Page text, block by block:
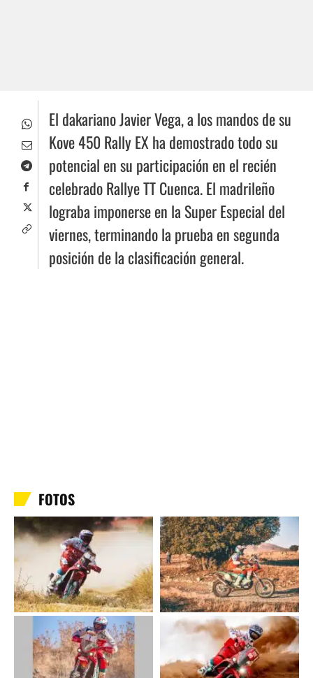
El dakariano Javier Vega, a los mandos de su
Kove 450 Rally EX ha demostrado todo su
potencial en su participación en el recién
celebrado Rallye TT Cuenca. El madrileño
lograba imponerse en la Super Especial del
viernes, terminando la prueba en segunda
posición de la clasificación general.
FOTOS